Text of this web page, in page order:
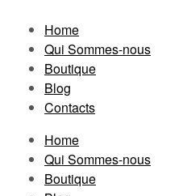
Home
Qui Sommes-nous
Boutique
Blog
Contacts
Home
Qui Sommes-nous
Boutique